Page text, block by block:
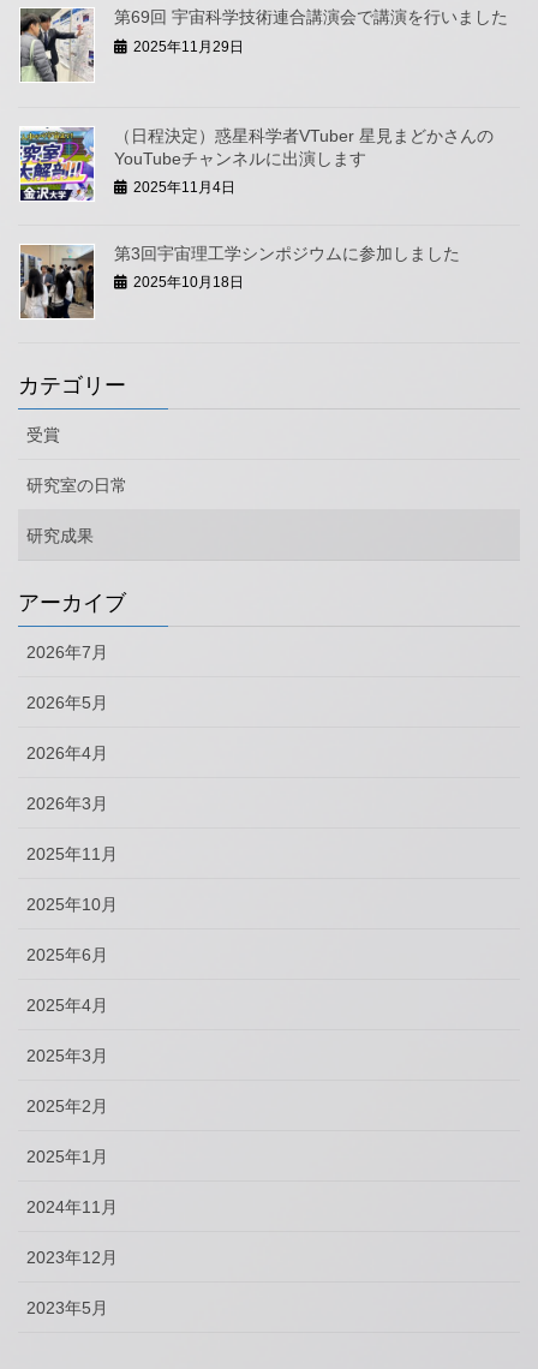
第69回 宇宙科学技術連合講演会で講演を行いました
2025年11月29日
（日程決定）惑星科学者VTuber 星見まどかさんの
YouTubeチャンネルに出演します
2025年11月4日
第3回宇宙理工学シンポジウムに参加しました
2025年10月18日
カテゴリー
受賞
研究室の日常
研究成果
アーカイブ
2026年7月
2026年5月
2026年4月
2026年3月
2025年11月
2025年10月
2025年6月
2025年4月
2025年3月
2025年2月
2025年1月
2024年11月
2023年12月
2023年5月